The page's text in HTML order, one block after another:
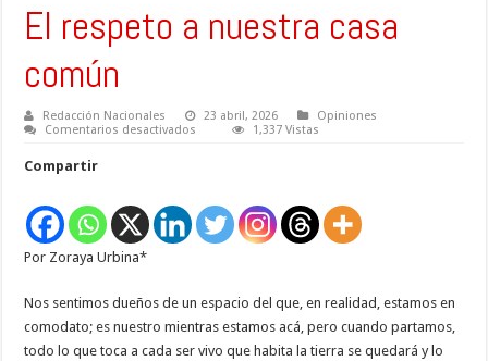
El respeto a nuestra casa
común
Redacción Nacionales 23 abril, 2026
Opiniones
Comentarios desactivados
común
1,337 Vistas
Compartir
Por Zoraya Urbina*
Nos sentimos dueños de un espacio del que, en realidad, estamos en
comodato; es nuestro mientras estamos acá, pero cuando partamos,
todo lo que toca a cada ser vivo que habita la tierra se quedará y lo